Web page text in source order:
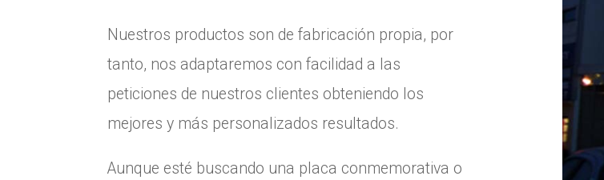
Nuestros productos son de fabricación propia, por
tanto, nos adaptaremos con facilidad a las
peticiones de nuestros clientes obteniendo los
mejores y más personalizados resultados.
Aunque esté buscando una placa conmemorativa o